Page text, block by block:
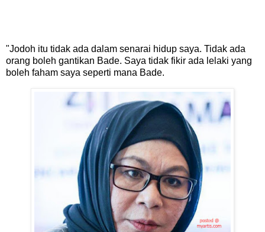
"Jodoh itu tidak ada dalam senarai hidup saya. Tidak ada
orang boleh gantikan Bade. Saya tidak fikir ada lelaki yang
boleh faham saya seperti mana Bade.